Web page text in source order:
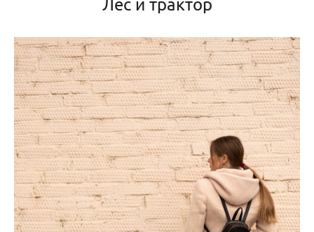
Лес и трактор